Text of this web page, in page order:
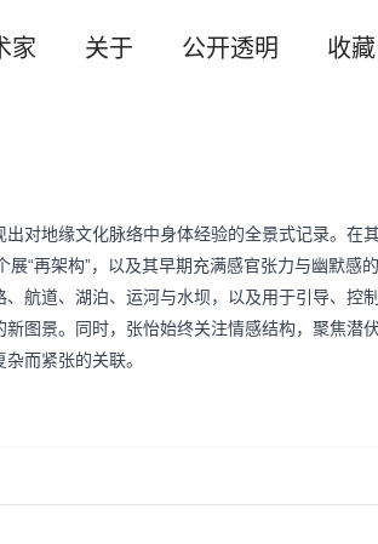
家 关于 公开透明 收藏
对地缘文化脉络中身体经验的全景式记录。在
展“再架构”，以及其早期充满感官张力与幽默
航道、湖泊、运河与水坝，以及用于引导、控
新图景。同时，张怡始终关注情感结构，聚焦潜
而紧张的关联。